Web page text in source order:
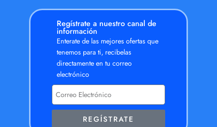
Regístrate a nuestro canal de
información
Enterate de las mejores ofertas que
tenemos para ti, recibelas
directamente en tu correo
electrónico
REGÍSTRATE